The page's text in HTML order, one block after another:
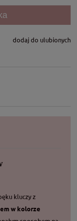
dodaj do ulubionych
kluczy z
w kolorze